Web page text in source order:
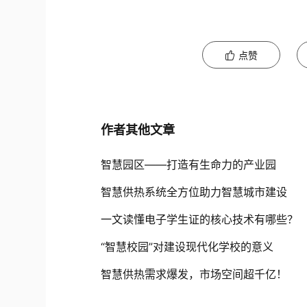
点赞
作者其他文章
智慧园区——打造有生命力的产业园
智慧供热系统全方位助力智慧城市建设
一文读懂电子学生证的核心技术有哪些？
“智慧校园”对建设现代化学校的意义
智慧供热需求爆发，市场空间超千亿！